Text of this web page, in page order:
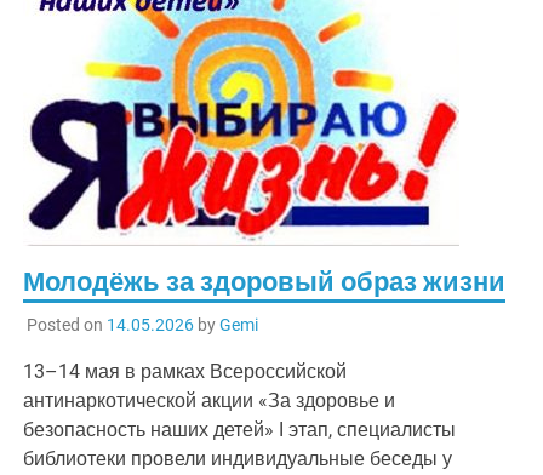
Молодёжь за здоровый образ жизни
Posted on 14.05.2026byGemi
13–14 мая в рамках Всероссийской
антинаркотической акции «За здоровье и
безопасность наших детей» I этап, специалисты
библиотеки провели индивидуальные беседы у